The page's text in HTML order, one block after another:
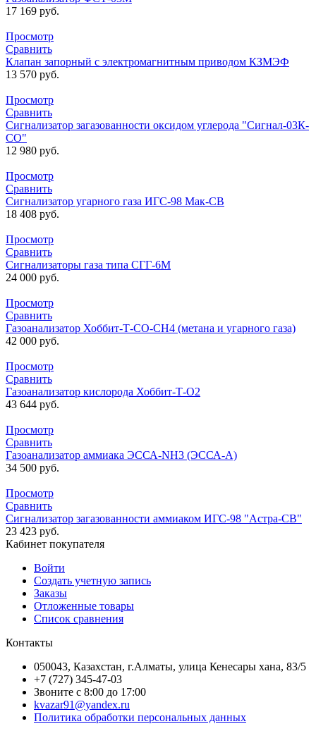
17 169 руб.
Просмотр
Сравнить
Клапан запорный с электромагнитным приводом КЗМЭФ
13 570 руб.
Просмотр
Сравнить
Сигнализатор загазованности оксидом углерода "Сигнал-03К-
СО"
12 980 руб.
Просмотр
Сравнить
Сигнализатор угарного газа ИГС-98 Мак-СВ
18 408 руб.
Просмотр
Сравнить
Сигнализаторы газа типа СГГ-6М
24 000 руб.
Просмотр
Сравнить
Газоанализатор Хоббит-Т-СО-СН4 (метана и угарного газа)
42 000 руб.
Просмотр
Сравнить
Газоанализатор кислорода Хоббит-Т-О2
43 644 руб.
Просмотр
Сравнить
Газоанализатор аммиака ЭССА-NH3 (ЭССА-А)
34 500 руб.
Просмотр
Сравнить
Сигнализатор загазованности аммиаком ИГС-98 "Астра-СВ"
23 423 руб.
Кабинет покупателя
Войти
Создать учетную запись
Заказы
Отложенные товары
Список сравнения
Контакты
050043, Казахстан, г.Алматы, улица Кенесары хана, 83/5
+7 (727) 345-47-03
Звоните с 8:00 до 17:00
kvazar91@yandex.ru
Политика обработки персональных данных